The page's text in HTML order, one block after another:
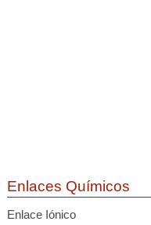
Enlaces Químicos
Enlace Iónico